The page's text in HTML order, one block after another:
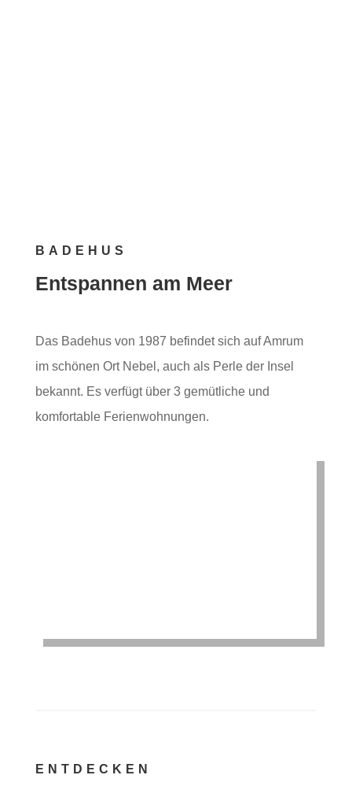
BADEHUS
Entspannen am Meer
Das Badehus von 1987 befindet sich auf Amrum
im schönen Ort Nebel, auch als Perle der Insel
bekannt. Es verfügt über 3 gemütliche und
komfortable Ferienwohnungen.
ENTDECKEN